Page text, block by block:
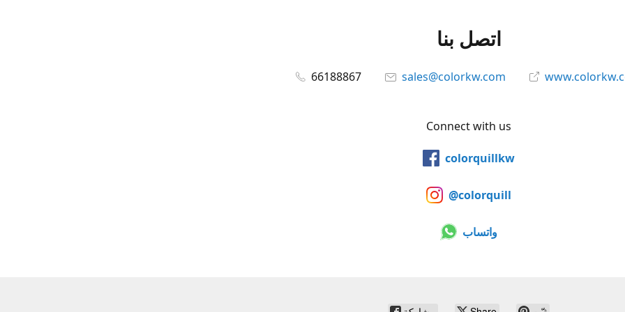
اتصل بنا
66188867 sales@colorkw.com
Connect with us
colorquillkw
@colorquill
واتساب